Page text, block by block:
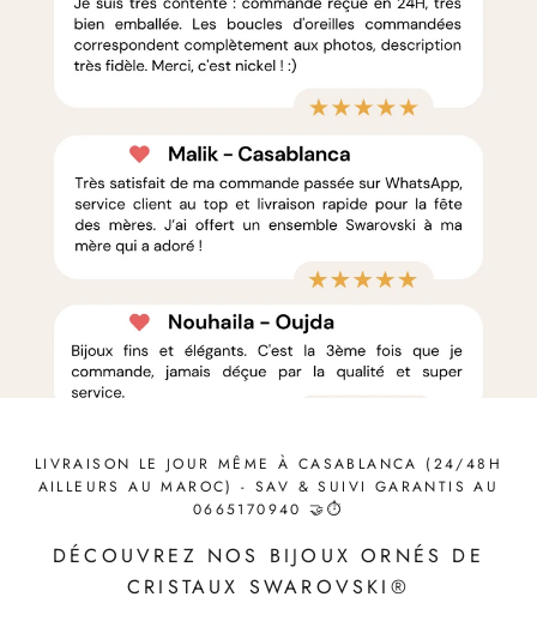
LIVRAISON LE JOUR MÊME À CASABLANCA (24/48H
AILLEURS AU MAROC) - SAV & SUIVI GARANTIS AU
0665170940 🤝⏱️
DÉCOUVREZ NOS BIJOUX ORNÉS DE
CRISTAUX SWAROVSKI®️